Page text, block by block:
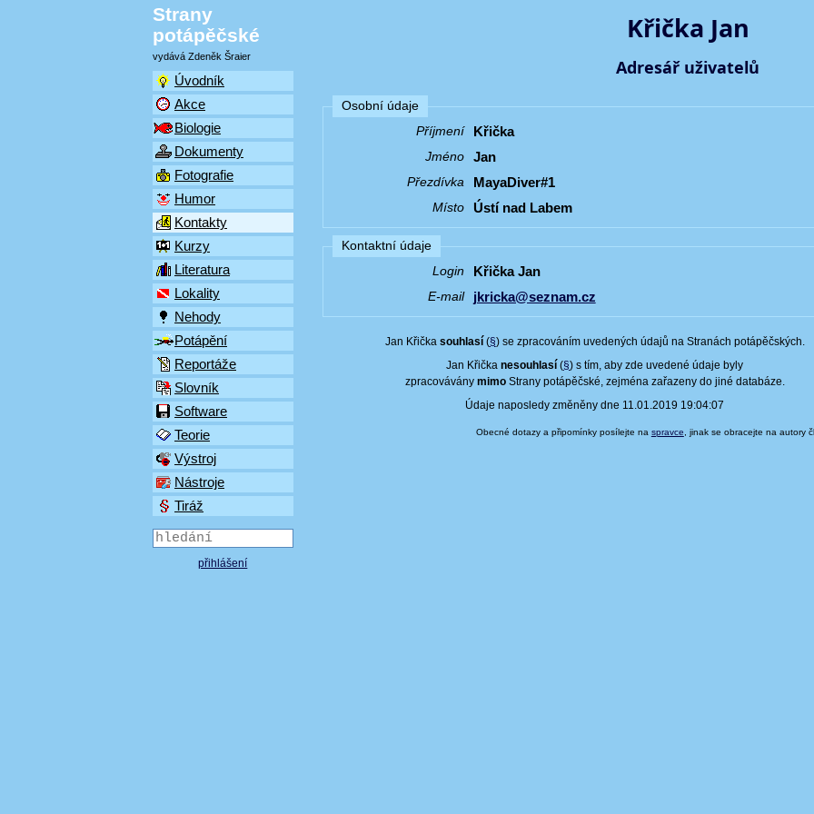
Strany
potápěčské
vydává Zdeněk Šraier
Úvodník
Akce
Biologie
Dokumenty
Fotografie
Humor
Kontakty
Kurzy
Literatura
Lokality
Nehody
Potápění
Reportáže
Slovník
Software
Teorie
Výstroj
Nástroje
Tiráž
přihlášení
Křička Jan
Adresář uživatelů
Osobní údaje
Příjmení
Křička
Jméno Jan
Přezdívka MayaDiver#1
Místo Ústí nad Labem
Kontaktní údaje
Login
Křička Jan
E-mail jkricka@seznam.cz
Jan Křička souhlasí(§) se zpracováním uvedených údajů na Stranách potápěčských.
Jan Křičkanesouhlasí (§) s tím, aby zde uvedené údaje byly
zpracovávány mimoStrany potápěčské, zejména zařazeny do jiné databáze.
Údaje naposledy změněny dne 11.01.2019 19:04:07
Obecné dotazy a připomínky posílejte na spravce , jinak se obracejte na autory